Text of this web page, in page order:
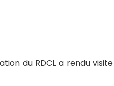
du RDCL a rendu